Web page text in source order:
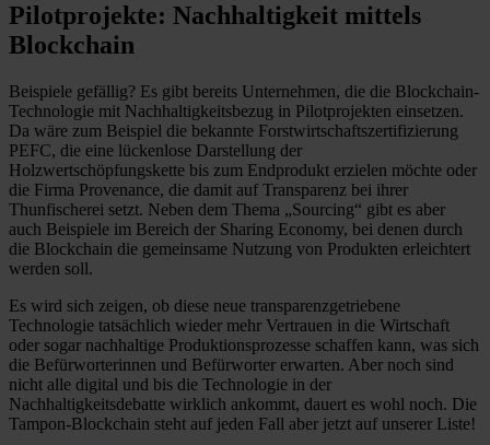
Pilotprojekte: Nachhaltigkeit mittels
Blockchain
Beispiele gefällig? Es gibt bereits Unternehmen, die die Blockchain-
Technologie mit Nachhaltigkeitsbezug in Pilotprojekten einsetzen.
Da wäre zum Beispiel die bekannte Forstwirtschaftszertifizierung
PEFC, die eine lückenlose Darstellung der
Holzwertschöpfungskette bis zum Endprodukt erzielen möchte oder
die Firma Provenance, die damit auf Transparenz bei ihrer
Thunfischerei setzt. Neben dem Thema „Sourcing“ gibt es aber
auch Beispiele im Bereich der Sharing Economy, bei denen durch
die Blockchain die gemeinsame Nutzung von Produkten erleichtert
werden soll.
Es wird sich zeigen, ob diese neue transparenzgetriebene
Technologie tatsächlich wieder mehr Vertrauen in die Wirtschaft
oder sogar nachhaltige Produktionsprozesse schaffen kann, was sich
die Befürworterinnen und Befürworter erwarten. Aber noch sind
nicht alle digital und bis die Technologie in der
Nachhaltigkeitsdebatte wirklich ankommt, dauert es wohl noch. Die
Tampon-Blockchain steht auf jeden Fall aber jetzt auf unserer Liste!